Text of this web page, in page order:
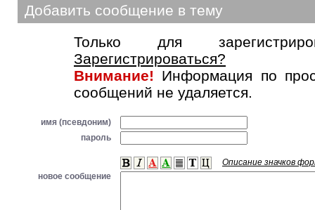
Добавить сообщение в тему
Только для
Зарегистрироваться?
Внимание! Информация по
сообщений не удаляется.
имя (псевдоним)
пароль
Описание значков
новое сообщение